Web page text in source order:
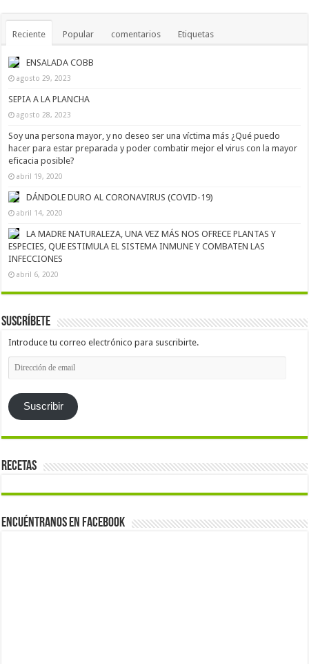
Reciente Popular comentarios Etiquetas
ENSALADA COBB
agosto 29, 2023
SEPIA A LA PLANCHA
agosto 28, 2023
Soy una persona mayor, y no deseo ser una víctima más ¿Qué puedo
hacer para estar preparada y poder combatir mejor el virus con la mayor
eficacia posible?
abril 19, 2020
DÁNDOLE DURO AL CORONAVIRUS (COVID-19)
abril 14, 2020
LA MADRE NATURALEZA, UNA VEZ MÁS NOS OFRECE PLANTAS Y
ESPECIES, QUE ESTIMULA EL SISTEMA INMUNE Y COMBATEN LAS
INFECCIONES
abril 6, 2020
Suscríbete
Introduce tu correo electrónico para suscribirte.
Dirección
de
email
Suscribir
Recetas
Encuéntranos en Facebook